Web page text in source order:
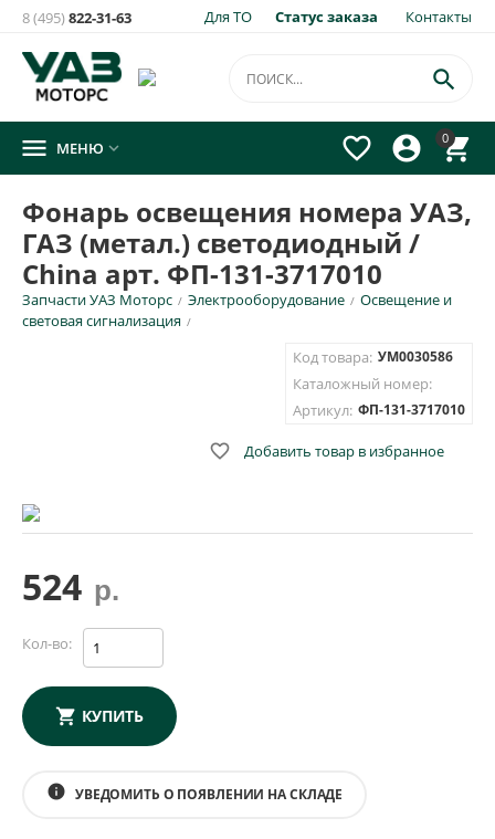
Для ТО Статус заказа Контакты
8 (495)822-31-63
0




 МЕНЮ 
Фонарь освещения номера УАЗ,
ГАЗ (метал.) светодиодный /
China арт. ФП-131-3717010
Запчасти УАЗ Моторс / Электрооборудование / Освещение и
световая сигнализация /
Код товара: УМ0030586
Каталожный номер:
Артикул: ФП-131-3717010
 Добавить товар в избранное
524 р.
Кол-во:
КУПИТЬ
info УВЕДОМИТЬ О ПОЯВЛЕНИИ НА СКЛАДЕ
Уведомить о появлении на складе
товара:
×
Фонарь освещения номера УАЗ, ГАЗ (метал.)
светодиодный / China арт. ФП-131-3717010
E-mail для уведомления письмом
Номер телефона для SMS уведомления